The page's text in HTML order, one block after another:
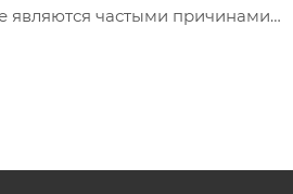
являются частыми причинами